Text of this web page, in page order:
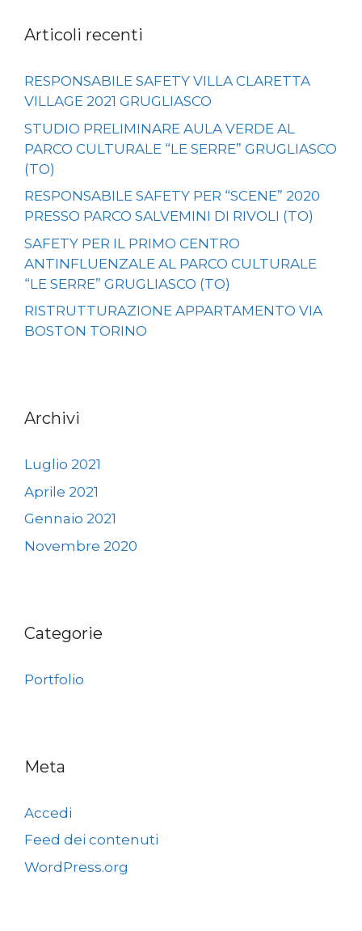
Articoli recenti
RESPONSABILE SAFETY VILLA CLARETTA
VILLAGE 2021 GRUGLIASCO
STUDIO PRELIMINARE AULA VERDE AL
PARCO CULTURALE “LE SERRE” GRUGLIASCO
(TO)
RESPONSABILE SAFETY PER “SCENE” 2020
PRESSO PARCO SALVEMINI DI RIVOLI (TO)
SAFETY PER IL PRIMO CENTRO
ANTINFLUENZALE AL PARCO CULTURALE
“LE SERRE” GRUGLIASCO (TO)
RISTRUTTURAZIONE APPARTAMENTO VIA
BOSTON TORINO
Archivi
Luglio 2021
Aprile 2021
Gennaio 2021
Novembre 2020
Categorie
Portfolio
Meta
Accedi
Feed dei contenuti
WordPress.org